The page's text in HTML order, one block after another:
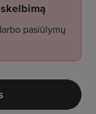
pasiūlymų